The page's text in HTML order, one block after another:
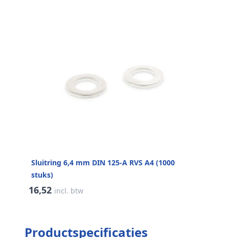
Sluitring 6,4 mm DIN 125-A RVS A4 (1000
stuks)
16,52 incl. btw
Productspecificaties